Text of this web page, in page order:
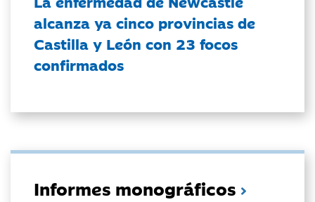
alcanza ya cinco provincias de
Castilla y León con 23 focos
confirmados
Informes monográficos